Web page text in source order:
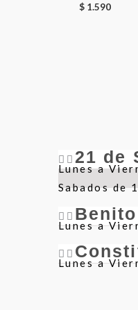
$1.590
21 de
Lunes a
Sabados de
Lunes a
Lunes a